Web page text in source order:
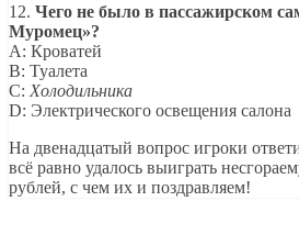
12. Чего не было в пассажирском
Муромец»?
A: Кроватей
B: Туалета
C: Холодильника
D: Электрического освещения салона
На двенадцатый вопрос игроки
всё равно удалось выиграть
рублей, с чем их и поздравляем!